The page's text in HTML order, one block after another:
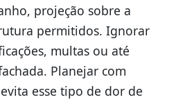
projeção sobre a
permitidos. Ignorar
multas ou até
Planejar com
esse tipo de dor de